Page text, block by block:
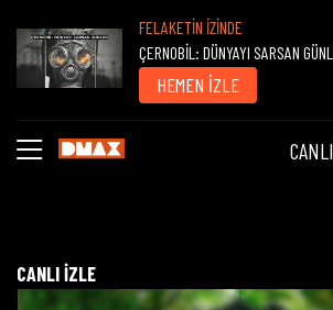
FELAKETİN İZİNDE
ÇERNOBİL: DÜNYAYI SARSAN
HEMEN İZLE
CANLI İZLE